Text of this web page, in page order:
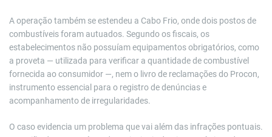
A operação também se estendeu a Cabo Frio, onde dois postos de
combustíveis foram autuados. Segundo os fiscais, os
estabelecimentos não possuíam equipamentos obrigatórios, como
a proveta — utilizada para verificar a quantidade de combustível
fornecida ao consumidor —, nem o livro de reclamações do Procon,
instrumento essencial para o registro de denúncias e
acompanhamento de irregularidades.
O caso evidencia um problema que vai além das infrações pontuais.